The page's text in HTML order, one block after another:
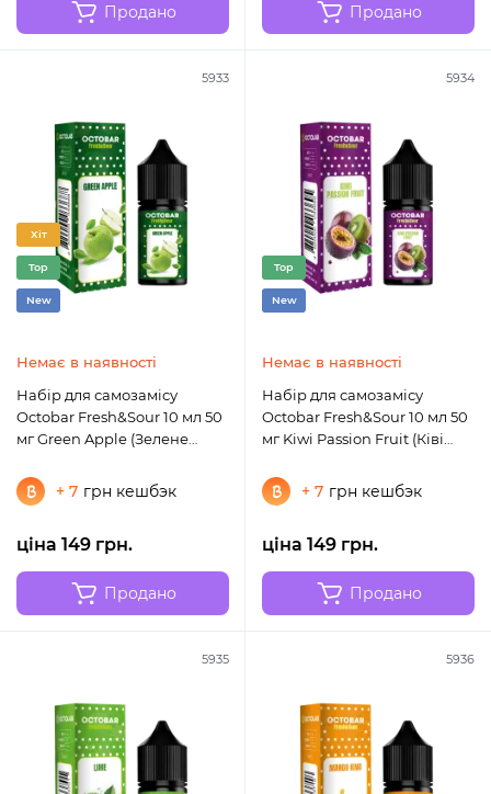
Продано Продано
5933
Хіт
Top
New
Немає в наявності
Набір для самозамісу
Octobar Fresh&Sour 10 мл 50
мг Green Apple (Зелене
+ 7 грн кешбэк
ціна 149 грн.
Продано
5934
Top
New
Немає в наявності
Набір для самозамісу
Octobar Fresh&Sour 10 мл 50
мг Kiwi Passion Fruit (Ківі
+ 7 грн кешбэк
ціна 149 грн.
Продано
5935 5936